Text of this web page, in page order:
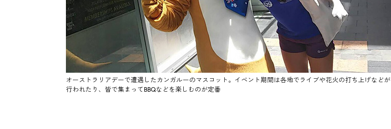
オーストラリアデーで遭遇したカンガルーのマスコット。イベント期間は各地でライブや花火の打ち上げなどが
行われたり、皆で集まってBBQなどを楽しむのが定番